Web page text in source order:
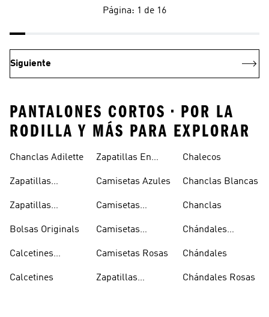
Página: 1 de 16
Siguiente
PANTALONES CORTOS • POR LA
RODILLA Y MÁS PARA EXPLORAR
Chanclas Adilette
Zapatillas
Zapatillas
Blancas
Bolsas Originals
Calcetines
Blancos
Calcetines
Zapatillas En
Camisetas Azules
Camisetas
Camisetas
Camisetas Rosas
Zapatillas
Chalecos
Chanclas Blancas
Chanclas
Chándales
Chándales
Chándales Rosas